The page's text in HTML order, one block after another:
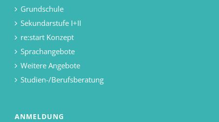
Grundschule
Sekundarstufe I+II
re:start Konzept
Sprachangebote
Weitere Angebote
Studien-/Berufsberatung
ANMELDUNG